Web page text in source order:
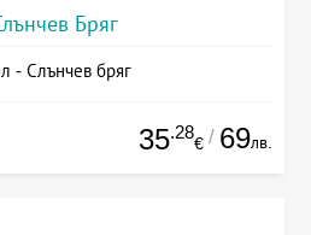
Бряг
- Слънчев бряг
35.28
€ / 69лв.